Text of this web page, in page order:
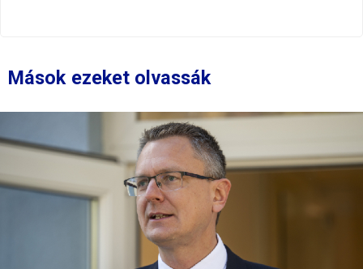
Mások ezeket olvassák